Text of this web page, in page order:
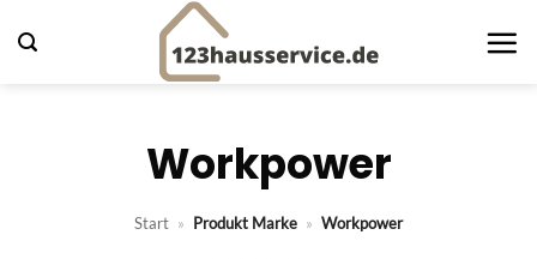
Inhalt
Workpower
Start » Produkt Marke » Workpower